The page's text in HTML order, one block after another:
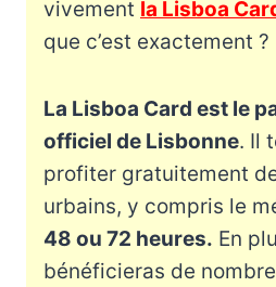
vivement la Lisboa
que c’est exactement ?
La Lisboa Card est le
officiel de Lisbonne. Il
profiter gratuitement
urbains, y compris le
48 ou 72 heures. En
bénéficieras de